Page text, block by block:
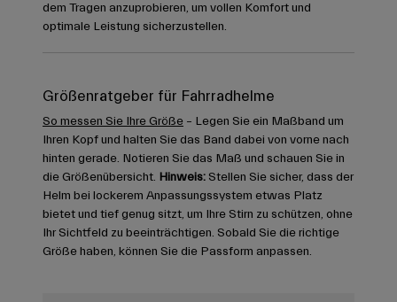
dem Tragen anzuprobieren, um vollen Komfort und
optimale Leistung sicherzustellen.
Größenratgeber für Fahrradhelme
So messen Sie Ihre Größe – Legen Sie ein Maßband um
Ihren Kopf und halten Sie das Band dabei von vorne nach
hinten gerade. Notieren Sie das Maß und schauen Sie in
die Größenübersicht. Hinweis: Stellen Sie sicher, dass der
Helm bei lockerem Anpassungssystem etwas Platz
bietet und tief genug sitzt, um Ihre Stirn zu schützen, ohne
Ihr Sichtfeld zu beeinträchtigen. Sobald Sie die richtige
Größe haben, können Sie die Passform anpassen.